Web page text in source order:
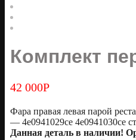
Комплект
42 000Р
Фара правая левая парой
— 4e0941029ce 4e0941030ce
Дaннaя дeталь в наличии!